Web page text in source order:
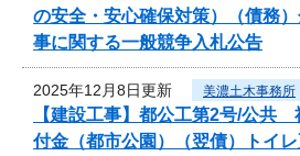
の安全・安心確保対策）（債務
事に関する一般競争入札公告
2025年12月8日更新 美濃土木事務所
【建設工事】都公工第2号/公共
付金（都市公園）（翌債）トイ